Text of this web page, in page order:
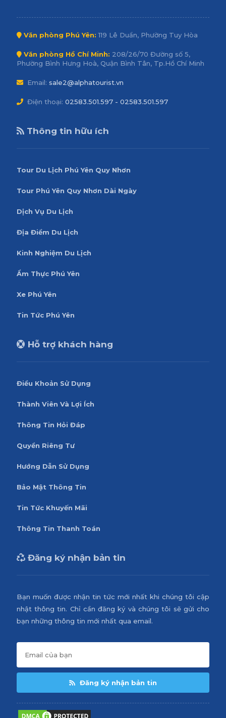
Văn phòng Phú Yên: 119 Lê Duẩn, Phường Tuy Hòa
Văn phòng Hồ Chí Minh: 208/26/70 Đường số 5,
Phường Bình Hưng Hoà, Quận Bình Tân, Tp.Hồ Chí Minh
Email: sale2@alphatourist.vn
Điện thoại: 02583.501.597 - 02583.501.597
Thông tin hữu ích
Tour Du Lịch Phú Yên Quy Nhơn
Tour Phú Yên Quy Nhơn Dài Ngày
Dịch Vụ Du Lịch
Địa Điểm Du Lịch
Kinh Nghiệm Du Lịch
Ẩm Thực Phú Yên
Xe Phú Yên
Tin Tức Phú Yên
Hỗ trợ khách hàng
Điều Khoản Sử Dụng
Thành Viên Và Lợi Ích
Thông Tin Hỏi Đáp
Quyền Riêng Tư
Hướng Dẫn Sử Dụng
Bảo Mật Thông Tin
Tin Tức Khuyến Mãi
Thông Tin Thanh Toán
Đăng ký nhận bản tin
Bạn muốn được nhận tin tức mới nhất khi chúng tôi cập
nhật thông tin. Chỉ cần đăng ký và chúng tôi sẽ gửi cho
bạn những thông tin mới nhất qua email.
Đăng ký nhận bản tin